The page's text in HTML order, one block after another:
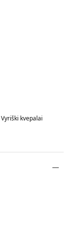
Vyriški kvepalai